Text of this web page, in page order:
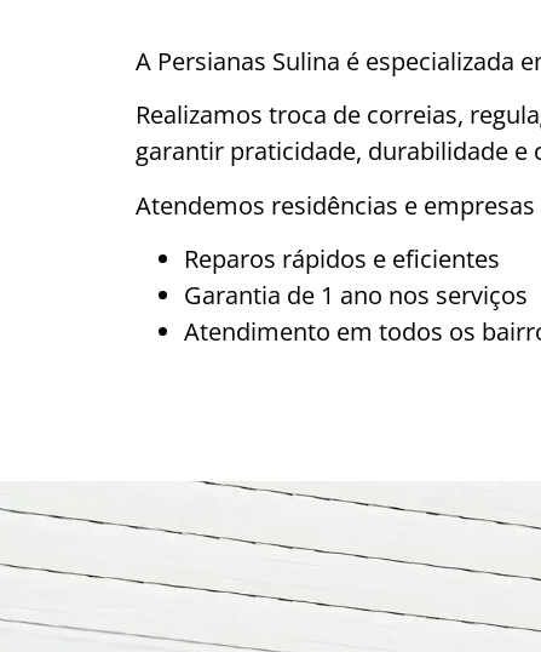
A Persianas Sulina é especializada
Realizamos troca de correias,
garantir praticidade, durabilidade e
Atendemos residências e
Reparos rápidos e eficientes
Garantia de 1 ano nos serviços
Atendimento em todos os